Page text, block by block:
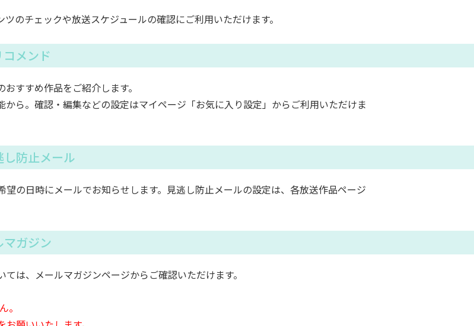
のチェックや放送スケジュールの確認にご利用いただけます。
メンド
すすめ作品をご紹介します。
ら。確認・編集などの設定はマイページ「お気に入り設定」からご利用いただけま
防止メール
の日時にメールでお知らせします。見逃し防止メールの設定は、各放送作品ページ
ガジン
は、メールマガジンページからご確認いただけます。
。